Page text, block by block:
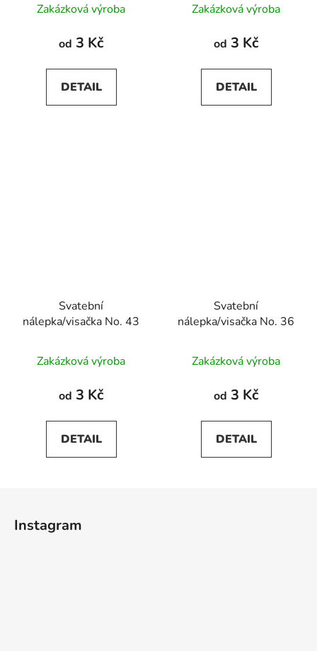
Zakázková výroba
od 3 Kč
DETAIL
Zakázková výroba
od 3 Kč
DETAIL
Svatební
nálepka/visačka No. 43
Zakázková výroba
od 3 Kč
DETAIL
Svatební
nálepka/visačka No. 36
Zakázková výroba
od 3 Kč
DETAIL
Instagram